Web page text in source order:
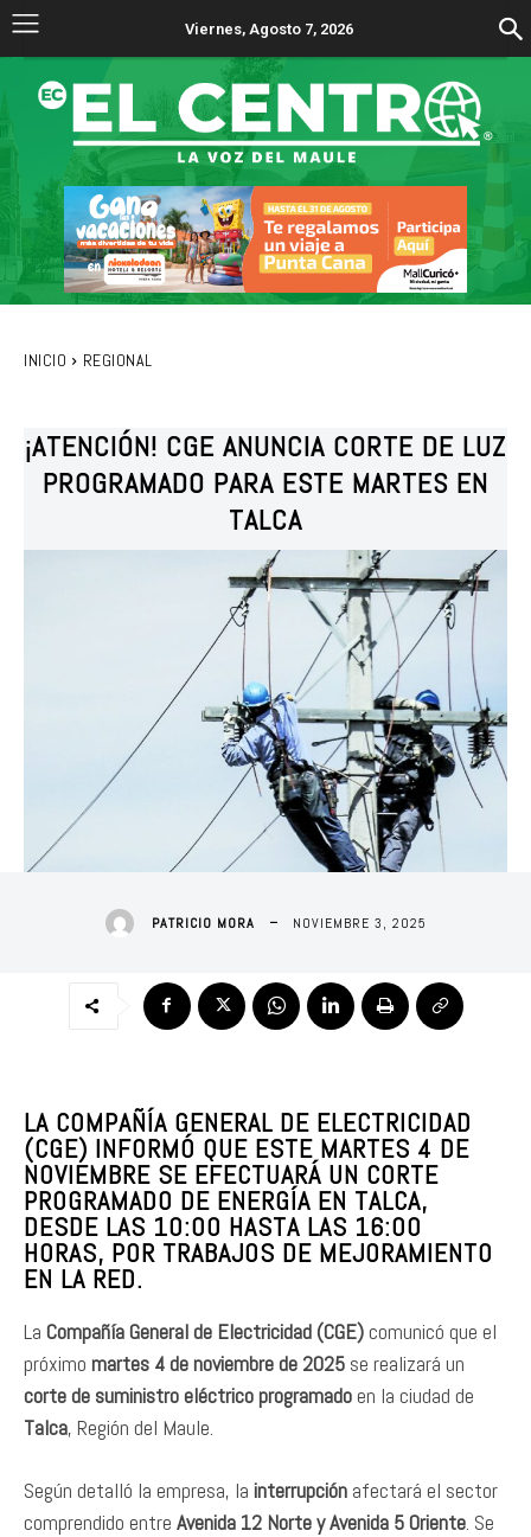
Viernes, Agosto 7, 2026
INICIO REGIONAL
¡ATENCIÓN! CGE ANUNCIA CORTE DE LUZ
PROGRAMADO PARA ESTE MARTES EN
TALCA
PATRICIO MORA NOVIEMBRE 3, 2025
LA COMPAÑÍA GENERAL DE ELECTRICIDAD
(CGE) INFORMÓ QUE ESTE MARTES 4 DE
NOVIEMBRE SE EFECTUARÁ UN CORTE
PROGRAMADO DE ENERGÍA EN TALCA,
DESDE LAS 10:00 HASTA LAS 16:00
HORAS, POR TRABAJOS DE MEJORAMIENTO
EN LA RED.
La Compañía General de Electricidad (CGE)comunicó que el
próximo martes 4 de noviembre de 2025 se realizará un
corte de suministro eléctrico programadoen la ciudad de
Talca, Región del Maule.
Según detalló la empresa, la interrupción afectará el sector
comprendido entre Avenida 12 Norte y Avenida 5 Oriente . Se